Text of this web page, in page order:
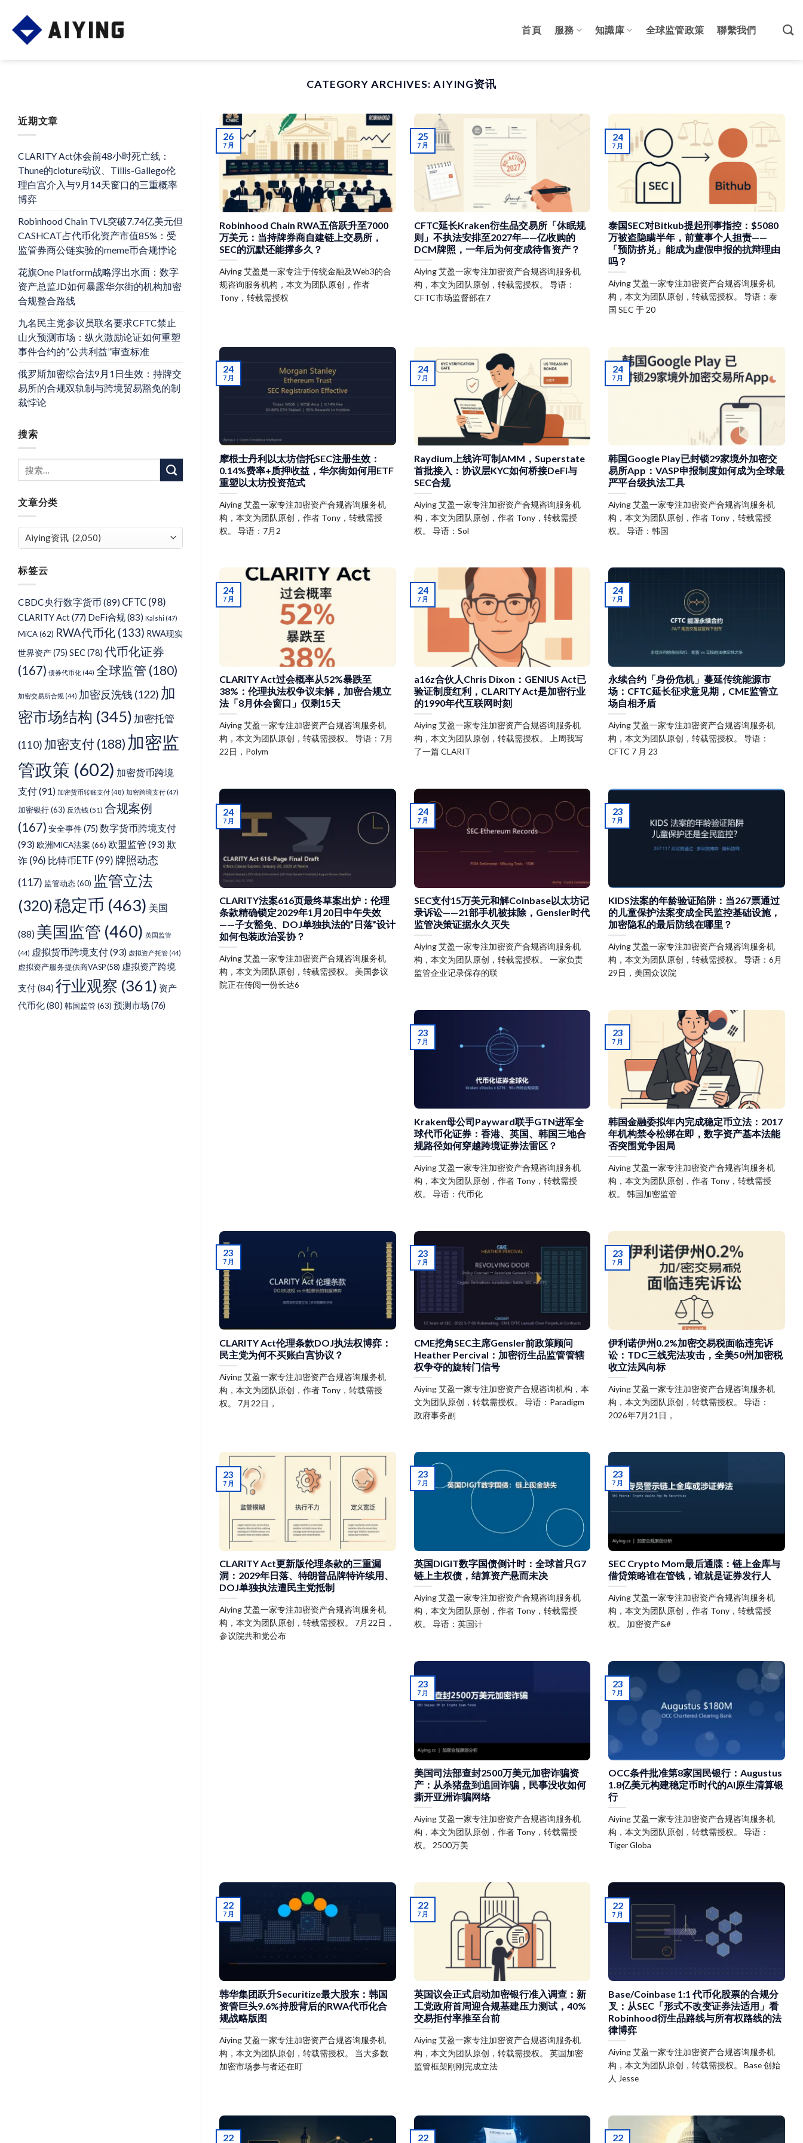
content
首頁 服務 知識庫 全球监管政策 聯繫我們
CATEGORY ARCHIVES: AIYING资讯
近期文章
CLARITY Act休会前48小时死亡线：
Thune的cloture动议、Tillis-Gallego伦
理白宫介入与9月14天窗口的三重概率
博弈
Robinhood Chain TVL突破7.74亿美元但
CASHCAT占代币化资产市值85%：受
监管券商公链实验的meme币合规悖论
花旗One Platform战略浮出水面：数字
资产总监JD如何暴露华尔街的机构加密
合规整合路线
九名民主党参议员联名要求CFTC禁止
山火预测市场：纵火激励论证如何重塑
事件合约的”公共利益”审查标准
俄罗斯加密综合法9月1日生效：持牌交
易所的合规双轨制与跨境贸易豁免的制
裁悖论
搜索
文章分类
章
类
标签云
CBDC央行数字货币 (89) CFTC (98)
CLARITY Act(77) DeFi合规(83) Kalshi (47)
MiCA(62) RWA代币化 (133) RWA现实
世界资产(75) SEC(78) 代币化证券
(167) 债券代币化 (44) 全球监管 (180)
加密交易所合规 (44) 加密反洗钱 (122) 加
密市场结构 (345) 加密托管
(110) 加密支付 (188) 加密监
管政策 (602) 加密货币跨境
支付(91) 加密货币转账支付 (48) 加密跨境支付 (47)
加密银行(63) 反洗钱(51) 合规案例
(167) 安全事件(75) 数字货币跨境支付
(93)欧洲MICA法案 (66) 欧盟监管 (93)欺
诈 (96) 比特币ETF (99) 牌照动态
(117) 监管动态(60) 监管立法
(320)稳定币 (463) 美国
(88) 美国监管 (460) 英国监管
(44) 虚拟货币跨境支付(93) 虚拟资产托管 (44)
虚拟资产服务提供商VASP(58) 虚拟资产跨境
支付(84) 行业观察 (361) 资产
代币化(80) 韩国监管(63) 预测市场 (76)
Robinhood Chain RWA五倍跃升至7000
万美元：当持牌券商自建链上交易所，
SEC的沉默还能撑多久？
Aiying 艾盈是一家专注于传统金融及Web3的合
规咨询服务机构，本文为团队原创，作者
Tony，转载需授权
26
7 月
CFTC延长Kraken衍生品交易所「休眠规
则」不执法安排至2027年——亿收购的
DCM牌照，一年后为何变成待售资产？
Aiying 艾盈一家专注加密资产合规咨询服务机
构，本文为团队原创，转载需授权。 导语：
CFTC市场监督部在7
25
7 月
泰国SEC对Bitkub提起刑事指控：$5080
万被盗隐瞒半年，前董事个人担责——
「预防挤兑」能成为虚假申报的抗辩理由
吗？
Aiying 艾盈一家专注加密资产合规咨询服务机
构，本文为团队原创，转载需授权。 导语：泰
国 SEC 于 20
24
7 月
摩根士丹利以太坊信托SEC注册生效：
0.14%费率+质押收益，华尔街如何用ETF
重塑以太坊投资范式
Aiying 艾盈一家专注加密资产合规咨询服务机
构，本文为团队原创，作者 Tony，转载需授
权。 导语：7月2
24
7 月
Raydium上线许可制AMM，Superstate
首批接入：协议层KYC如何桥接DeFi与
SEC合规
Aiying 艾盈一家专注加密资产合规咨询服务机
构，本文为团队原创，作者 Tony，转载需授
权。 导语：Sol
24
7 月
韩国Google Play已封锁29家境外加密交
易所App：VASP申报制度如何成为全球最
严平台级执法工具
Aiying 艾盈一家专注加密资产合规咨询服务机
构，本文为团队原创，作者 Tony，转载需授
权。 导语：韩国
24
7 月
CLARITY Act过会概率从52%暴跌至
38%：伦理执法权争议未解，加密合规立
法「8月休会窗口」仅剩15天
Aiying 艾盈一家专注加密资产合规咨询服务机
构，本文为团队原创，转载需授权。 导语：7月
22日，Polym
24
7 月
a16z合伙人Chris Dixon：GENIUS Act已
验证制度红利，CLARITY Act是加密行业
的1990年代互联网时刻
Aiying 艾盈一家专注加密资产合规咨询服务机
构，本文为团队原创，转载需授权。 上周我写
了一篇 CLARIT
24
7 月
永续合约「身份危机」蔓延传统能源市
场：CFTC延长征求意见期，CME监管立
场自相矛盾
Aiying 艾盈一家专注加密资产合规咨询服务机
构，本文为团队原创，转载需授权。 导语：
CFTC 7 月 23
24
7 月
CLARITY法案616页最终草案出炉：伦理
条款精确锁定2029年1月20日中午失效
——子女豁免、DOJ单独执法的”日落”设计
如何包装政治妥协？
Aiying 艾盈一家专注加密资产合规咨询服务机
构，本文为团队原创，转载需授权。 美国参议
院正在传阅一份长达6
24
7 月
SEC支付15万美元和解Coinbase以太坊记
录诉讼——21部手机被抹除，Gensler时代
监管决策证据永久灭失
Aiying 艾盈一家专注加密资产合规咨询服务机
构，本文为团队原创，转载需授权。 一家负责
监管企业记录保存的联
24
7 月
KIDS法案的年龄验证陷阱：当267票通过
的儿童保护法案变成全民监控基础设施，
加密隐私的最后防线在哪里？
Aiying 艾盈一家专注加密资产合规咨询服务机
构，本文为团队原创，转载需授权。 导语：6月
29日，美国众议院
23
7 月
Kraken母公司Payward联手GTN进军全
球代币化证券：香港、英国、韩国三地合
规路径如何穿越跨境证券法雷区？
Aiying 艾盈一家专注加密资产合规咨询服务机
构，本文为团队原创，作者 Tony，转载需授
权。 导语：代币化
23
7 月
韩国金融委拟年内完成稳定币立法：2017
年机构禁令松绑在即，数字资产基本法能
否突围党争困局
Aiying 艾盈一家专注加密资产合规咨询服务机
构，本文为团队原创，作者 Tony，转载需授
权。 韩国加密监管
23
7 月
CLARITY Act伦理条款DOJ执法权博弈：
民主党为何不买账白宫协议？
Aiying 艾盈一家专注加密资产合规咨询服务机
构，本文为团队原创，作者 Tony，转载需授
权。 7月22日，
23
7 月
CME挖角SEC主席Gensler前政策顾问
Heather Percival：加密衍生品监管管辖
权争夺的旋转门信号
Aiying 艾盈一家专注加密资产合规咨询机构，本
文为团队原创，转载需授权。 导语：Paradigm
政府事务副
23
7 月
伊利诺伊州0.2%加密交易税面临违宪诉
讼：TDC三线宪法攻击，全美50州加密税
收立法风向标
Aiying 艾盈一家专注加密资产合规咨询服务机
构，本文为团队原创，转载需授权。 导语：
2026年7月21日，
23
7 月
CLARITY Act更新版伦理条款的三重漏
洞：2029年日落、特朗普品牌特许续用、
DOJ单独执法遭民主党抵制
Aiying 艾盈一家专注加密资产合规咨询服务机
构，本文为团队原创，转载需授权。 7月22日，
参议院共和党公布
23
7 月
英国DIGIT数字国债倒计时：全球首只G7
链上主权债，结算资产悬而未决
Aiying 艾盈一家专注加密资产合规咨询服务机
构，本文为团队原创，作者 Tony，转载需授
权。 导语：英国计
23
7 月
SEC Crypto Mom最后通牒：链上金库与
借贷策略谁在管钱，谁就是证券发行人
Aiying 艾盈一家专注加密资产合规咨询服务机
构，本文为团队原创，作者 Tony，转载需授
权。 加密资产&#
23
7 月
美国司法部查封2500万美元加密诈骗资
产：从杀猪盘到追回诈骗，民事没收如何
撕开亚洲诈骗网络
Aiying 艾盈一家专注加密资产合规咨询服务机
构，本文为团队原创，作者 Tony，转载需授
权。 2500万美
23
7 月
OCC条件批准第8家国民银行：Augustus
1.8亿美元构建稳定币时代的AI原生清算银
行
Aiying 艾盈一家专注加密资产合规咨询服务机
构，本文为团队原创，转载需授权。 导语：
Tiger Globa
23
7 月
韩华集团跃升Securitize最大股东：韩国
资管巨头9.6%持股背后的RWA代币化合
规战略版图
Aiying 艾盈一家专注加密资产合规咨询服务机
构，本文为团队原创，转载需授权。 当大多数
加密市场参与者还在盯
22
7 月
英国议会正式启动加密银行准入调查：新
工党政府首周迎合规基建压力测试，40%
交易拒付率推至台前
Aiying 艾盈一家专注加密资产合规咨询服务机
构，本文为团队原创，转载需授权。 英国加密
监管框架刚刚完成立法
22
7 月
Base/Coinbase 1:1 代币化股票的合规分
叉：从SEC「形式不改变证券法适用」看
Robinhood衍生品路线与所有权路线的法
律博弈
Aiying 艾盈一家专注加密资产合规咨询服务机
构，本文为团队原创，转载需授权。 Base 创始
人 Jesse
22
7 月
22 22 22